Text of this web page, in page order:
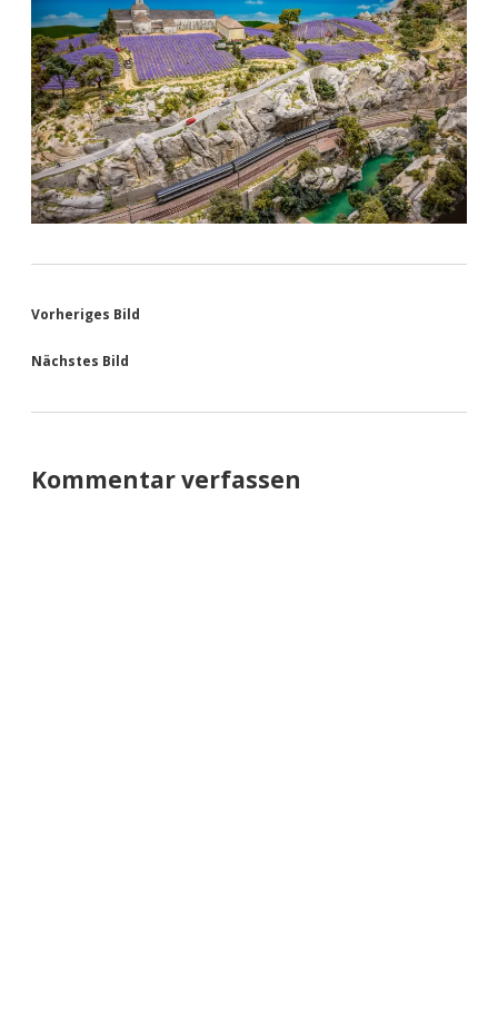
Vorheriges Bild
Nächstes Bild
Kommentar verfassen